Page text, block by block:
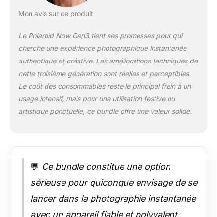
filtres photo et même
et double exposition.
DESIGN CLASSIQUE :
Design Polaroid
emblématique
disponible en six
Fabriqué avec soin à
AMUSANT ET
une fois sur le
bouton du
retardateur pour
Mon avis sur ce produit
Le Polaroid Now Gen3 tient ses promesses pour qui
cherche une expérience photographique instantanée
authentique et créative. Les améliorations techniques de
cette troisième génération sont réelles et perceptibles.
Le coût des consommables reste le principal frein à un
usage intensif, mais pour une utilisation festive ou
artistique ponctuelle, ce bundle offre une valeur solide.
💬 Ce bundle constitue une option
sérieuse pour quiconque envisage de se
lancer dans la photographie instantanée
avec un appareil fiable et polyvalent.